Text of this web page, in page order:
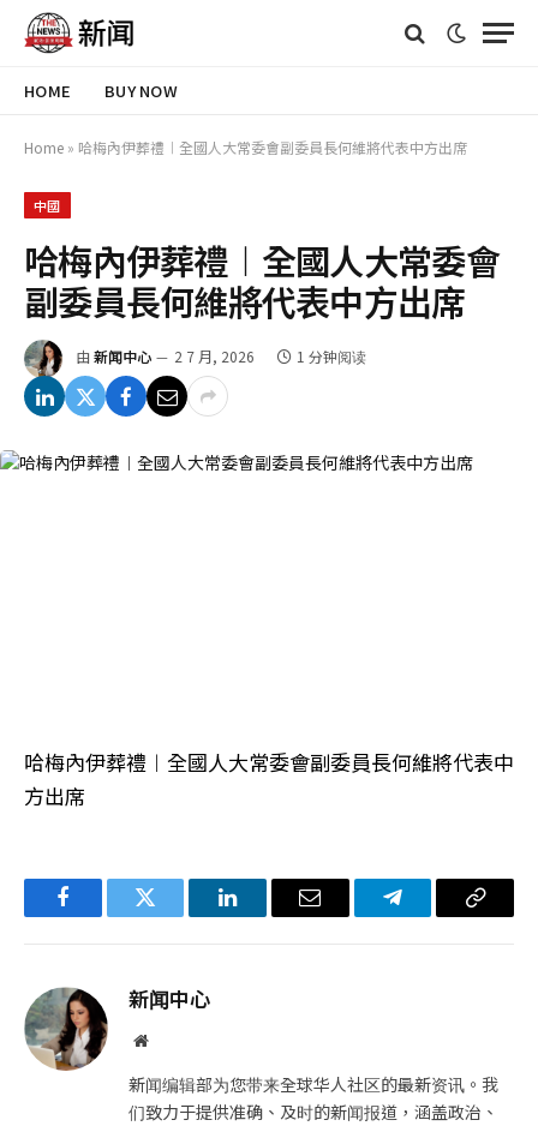
HOME BUY NOW
Home » 哈梅內伊葬禮︱全國人大常委會副委員長何維將代表中方出席
中國
哈梅內伊葬禮︱全國人大常委會
副委員長何維將代表中方出席
由 新闻中心 2 7 月, 2026 1 分钟阅读
哈梅內伊葬禮︱全國人大常委會副委員長何維將代表中
方出席
FacebookTwitter LinkedIn电
Telegram复
新闻中心
网
新闻编辑部为您带来全球华人社区的最新资讯。我
们致力于提供准确、及时的新闻报道，涵盖政治、